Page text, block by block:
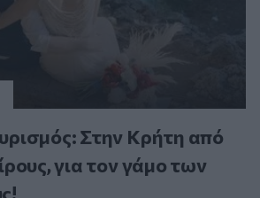
Στην Κρήτη από
για τον γάμο των